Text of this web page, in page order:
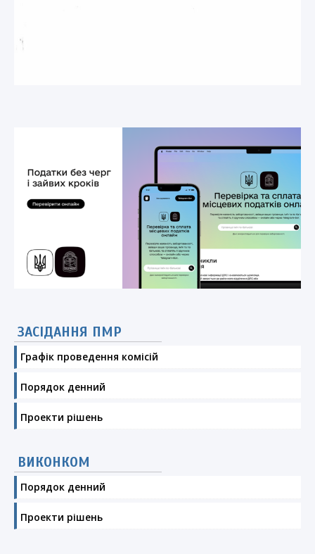
ЗАСІДАННЯ ПМР
Графік проведення комісій
Порядок денний
Проекти рішень
ВИКОНКОМ
Порядок денний
Проекти рішень